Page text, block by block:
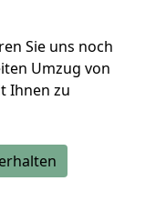
Sie uns noch
Umzug von
Ihnen zu